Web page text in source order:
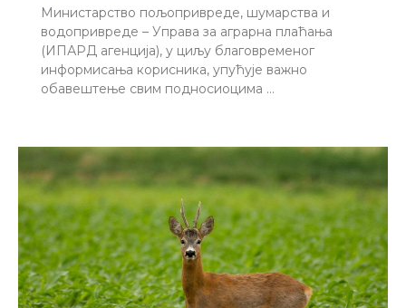
Министарство пољопривреде, шумарства и
водопривреде – Управа за аграрна плаћања
(ИПАРД агенција), у циљу благовременог
информисања корисника, упућује важно
обавештење свим подносиоцима …